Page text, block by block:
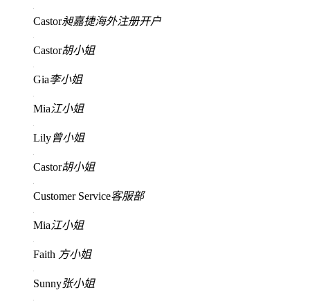
Castor昶嘉捷海外注册开户
Castor胡小姐
Gia李小姐
Mia江小姐
Lily曾小姐
Castor胡小姐
Customer Service客服部
Mia江小姐
Faith 方小姐
Sunny张小姐